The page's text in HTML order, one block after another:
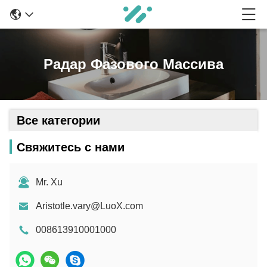
Радар Фазового Массива
Все категории
Свяжитесь с нами
Mr. Xu
Aristotle.vary@LuoX.com
008613910001000